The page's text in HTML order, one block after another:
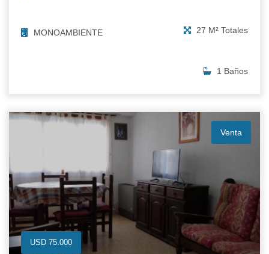
MONOAMBIENTE 27 M² Totales
1 Baños
Venta
USD 75.000